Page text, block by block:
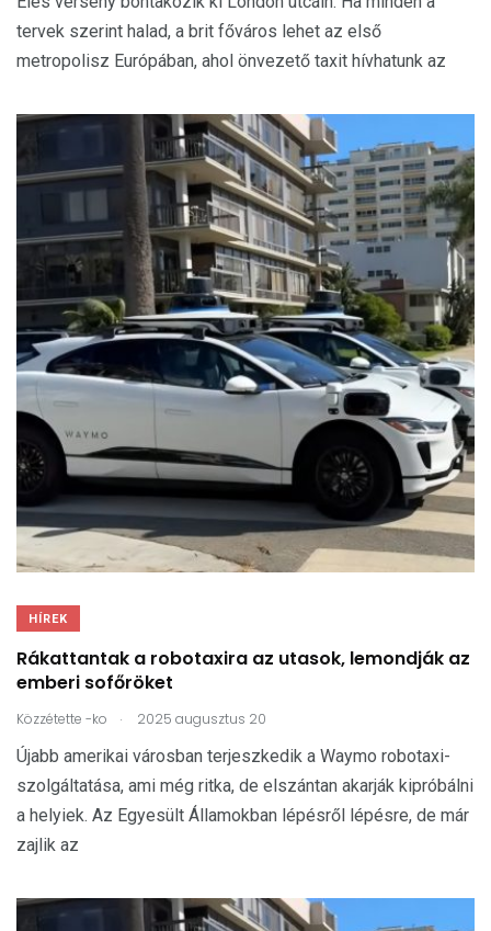
tervek szerint halad, a brit főváros lehet az első
metropolisz Európában, ahol önvezető taxit hívhatunk az
HÍREK
Rákattantak a robotaxira az utasok, lemondják az
emberi sofőröket
Közzétette -ko . 2025 augusztus 20
Újabb amerikai városban terjeszkedik a Waymo robotaxi-
szolgáltatása, ami még ritka, de elszántan akarják kipróbálni
a helyiek. Az Egyesült Államokban lépésről lépésre, de már
zajlik az